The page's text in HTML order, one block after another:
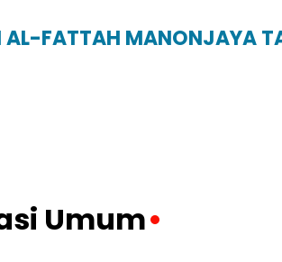
AL-FATTAH MANONJAYA
Umum